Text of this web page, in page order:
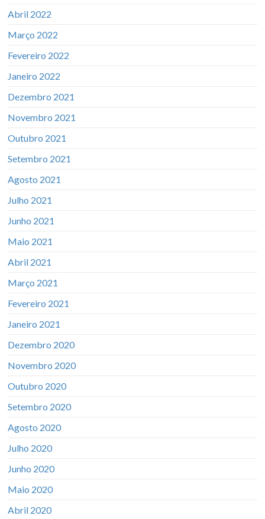
Abril 2022
Março 2022
Fevereiro 2022
Janeiro 2022
Dezembro 2021
Novembro 2021
Outubro 2021
Setembro 2021
Agosto 2021
Julho 2021
Junho 2021
Maio 2021
Abril 2021
Março 2021
Fevereiro 2021
Janeiro 2021
Dezembro 2020
Novembro 2020
Outubro 2020
Setembro 2020
Agosto 2020
Julho 2020
Junho 2020
Maio 2020
Abril 2020